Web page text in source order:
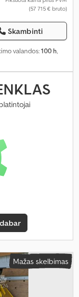
(57 715 € bruto)
Skambinti
valandos:100 h,
Mažas skelbimas